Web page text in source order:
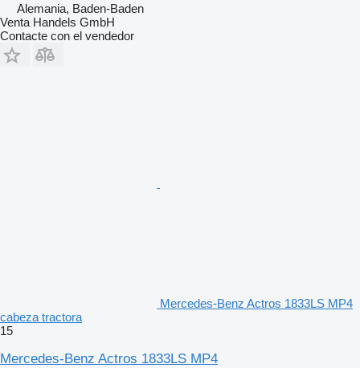
Alemania, Baden-Baden
Venta Handels GmbH
Contacte con el vendedor
Mercedes-Benz Actros 1833LS MP4
cabeza tractora
15
Mercedes-Benz Actros 1833LS MP4